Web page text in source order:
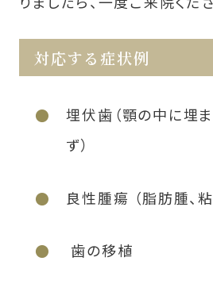
対応する症状例
埋伏歯（顎の中に埋
ず）
良性腫瘍 （脂肪腫、
歯の移植